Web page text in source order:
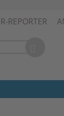
REPORTER